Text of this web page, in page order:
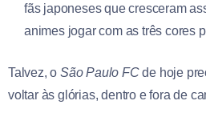
fãs japoneses que cresceram
animes jogar com as três cores
Talvez, o São Paulo FCde hoje
voltar às glórias, dentro e fora de